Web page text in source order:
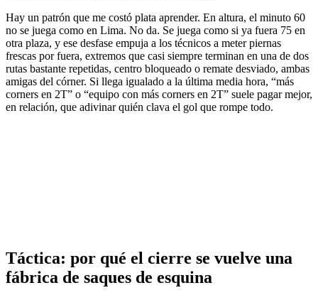
Hay un patrón que me costó plata aprender. En altura, el minuto 60
no se juega como en Lima. No da. Se juega como si ya fuera 75 en
otra plaza, y ese desfase empuja a los técnicos a meter piernas
frescas por fuera, extremos que casi siempre terminan en una de dos
rutas bastante repetidas, centro bloqueado o remate desviado, ambas
amigas del córner. Si llega igualado a la última media hora, “más
corners en 2T” o “equipo con más corners en 2T” suele pagar mejor,
en relación, que adivinar quién clava el gol que rompe todo.
Táctica: por qué el cierre se vuelve una
fábrica de saques de esquina